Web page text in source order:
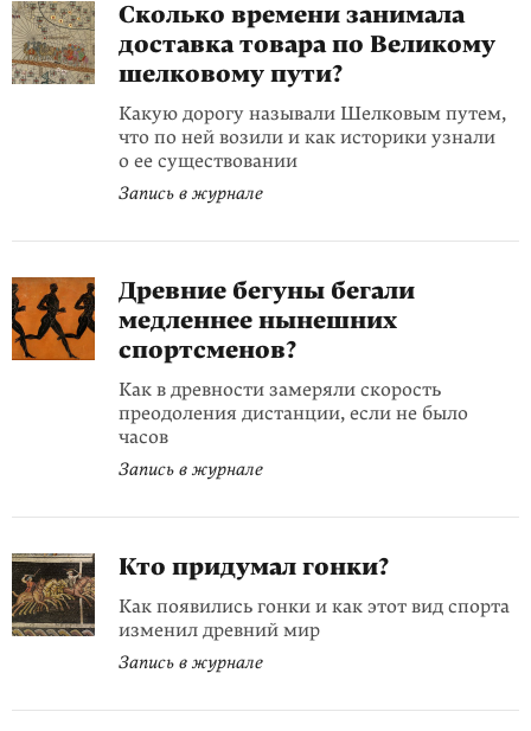
Сколько времени занимала
доставка товара по Великому
шелковому пути?
Какую дорогу называли Шелковым путем,
что по ней возили и как историки узнали
о ее существовании
Запись в журнале
Древние бегуны бегали
медленнее нынешних
спортсменов?
Как в древности замеряли скорость
преодоления дистанции, если не было
часов
Запись в журнале
Кто придумал гонки?
Как появились гонки и как этот вид спорта
изменил древний мир
Запись в журнале